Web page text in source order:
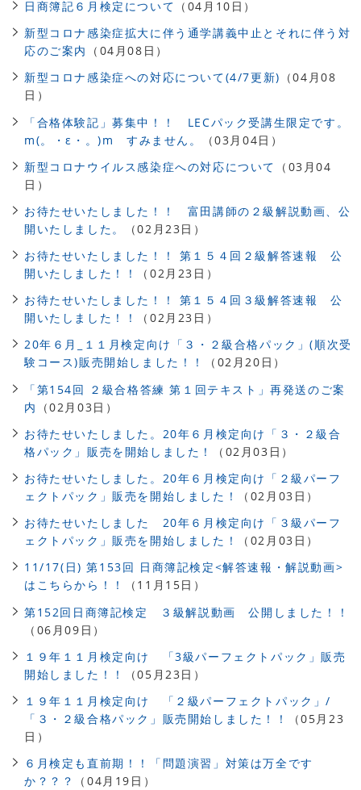
日商簿記６月検定について （04月10日）
新型コロナ感染症拡大に伴う通学講義中止とそれに伴う対
応のご案内
（04月08日）
新型コロナ感染症への対応について(4/7更新) （04月08
日）
「合格体験記」募集中！！ LECパック受講生限定です。
m(。・ε・。)m すみません。
（03月04日）
新型コロナウイルス感染症への対応について
（03月04
日）
お待たせいたしました！！ 富田講師の２級解説動画、公
開いたしました。
（02月23日）
お待たせいたしました！！ 第１５４回２級解答速報 公
開いたしました！！
（02月23日）
お待たせいたしました！！ 第１５４回３級解答速報 公
開いたしました！！
（02月23日）
20年６月_１１月検定向け「３・２級合格パック」(順次受
験コース)販売開始しました！！
（02月20日）
「第154回 ２級合格答練 第１回テキスト」再発送のご案
内
（02月03日）
お待たせいたしました。20年６月検定向け「３・２級合
格パック」販売を開始しました！
（02月03日）
お待たせいたしました。20年６月検定向け「２級パーフ
ェクトパック」販売を開始しました！
（02月03日）
お待たせいたしました 20年６月検定向け「３級パーフ
ェクトパック」販売を開始しました！
（02月03日）
11/17(日) 第153回 日商簿記検定<解答速報・解説動画>
はこちらから！！
（11月15日）
第152回日商簿記検定 ３級解説動画 公開しました！！
（06月09日）
１９年１１月検定向け 「3級パーフェクトパック」販売
開始しました！！
（05月23日）
１９年１１月検定向け 「２級パーフェクトパック」/
「３・２級合格パック」販売開始しました！！
（05月23
日）
６月検定も直前期！！「問題演習」対策は万全です
か？？？
（04月19日）